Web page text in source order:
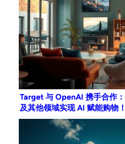
Target 与 OpenAI 携手合作
及其他领域实现 AI 赋能购物！